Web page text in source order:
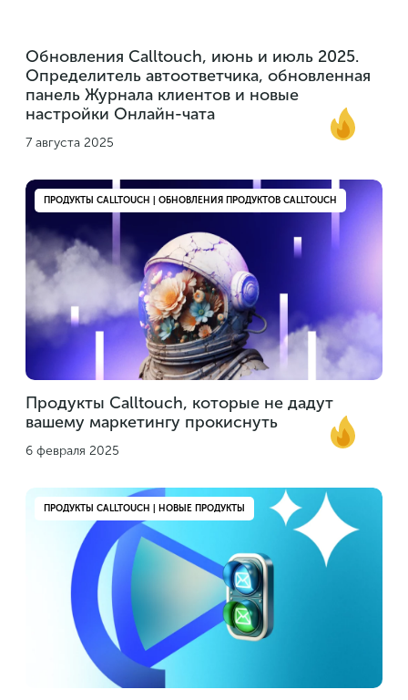
Обновления Calltouch, июнь и июль 2025.
Определитель автоответчика, обновленная
панель Журнала клиентов и новые
настройки Онлайн-чата
7 августа 2025
ПРОДУКТЫ CALLTOUCH | ОБНОВЛЕНИЯ ПРОДУКТОВ CALLTOUCH
Продукты Calltouch, которые не дадут
вашему маркетингу прокиснуть
6 февраля 2025
ПРОДУКТЫ CALLTOUCH | НОВЫЕ ПРОДУКТЫ